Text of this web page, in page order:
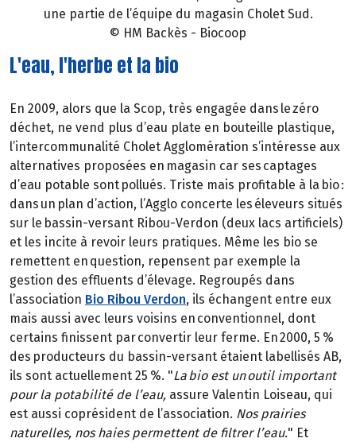
une partie de l’équipe du magasin Cholet Sud.
© HM Backès - Biocoop
L'eau, l'herbe et la bio
En 2009, alors que la Scop, très engagée dans le zéro
déchet, ne vend plus d’eau plate en bouteille plastique,
l’intercommunalité Cholet Agglomération s’intéresse aux
alternatives proposées en magasin car ses captages
d’eau potable sont pollués. Triste mais profitable à la bio :
dans un plan d’action, l’Agglo concerte les éleveurs situés
sur le bassin-versant Ribou-Verdon (deux lacs artificiels)
et les incite à revoir leurs pratiques. Même les bio se
remettent en question, repensent par exemple la
gestion des effluents d’élevage. Regroupés dans
l’association Bio Ribou Verdon, ils échangent entre eux
mais aussi avec leurs voisins en conventionnel, dont
certains finissent par convertir leur ferme. En 2000, 5 %
des producteurs du bassin-versant étaient labellisés AB,
ils sont actuellement 25 %. "La bio est un outil important
pour la potabilité de l’eau, assure Valentin Loiseau, qui
est aussi coprésident de l’association. Nos prairies
naturelles, nos haies permettent de filtrer l’eau." Et